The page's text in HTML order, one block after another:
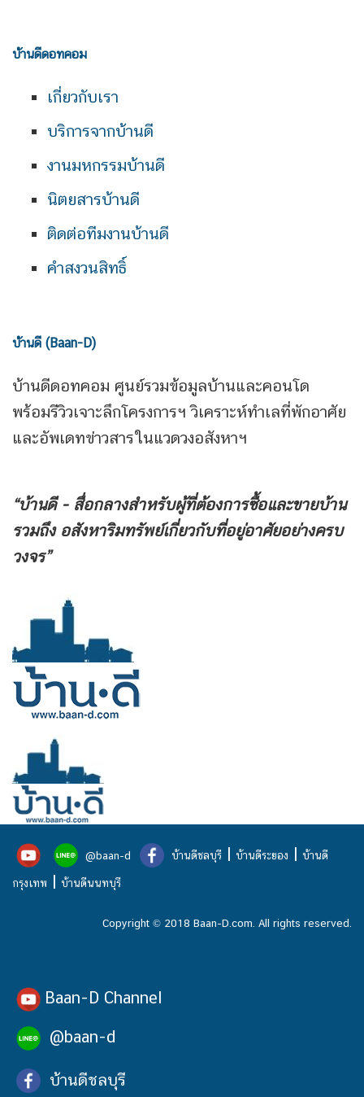
บ้านดีดอทคอม
เกี่ยวกับเรา
บริการจากบ้านดี
งานมหกรรมบ้านดี
นิตยสารบ้านดี
ติดต่อทีมงานบ้านดี
คำสงวนสิทธิ์
บ้านดี (Baan-D)
บ้านดีดอทคอม ศูนย์รวมข้อมูลบ้านและคอนโด
พร้อมรีวิวเจาะลึกโครงการฯ วิเคราะห์ทำเลที่พักอาศัย
และอัพเดทข่าวสารในแวดวงอสังหาฯ
“บ้านดี - สื่อกลางสำหรับผู้ที่ต้องการซื้อและขายบ้าน
รวมถึง อสังหาริมทรัพย์เกี่ยวกับที่อยู่อาศัยอย่างครบ
วงจร”
@baan-d บ้านดีชลบุรี | บ้านดีระยอง | บ้านดี
กรุงเทพ | บ้านดีนนทบุรี
Copyright © 2018 Baan-D.com. All rights reserved.
Baan-D Channel
@baan-d
บ้านดีชลบุรี